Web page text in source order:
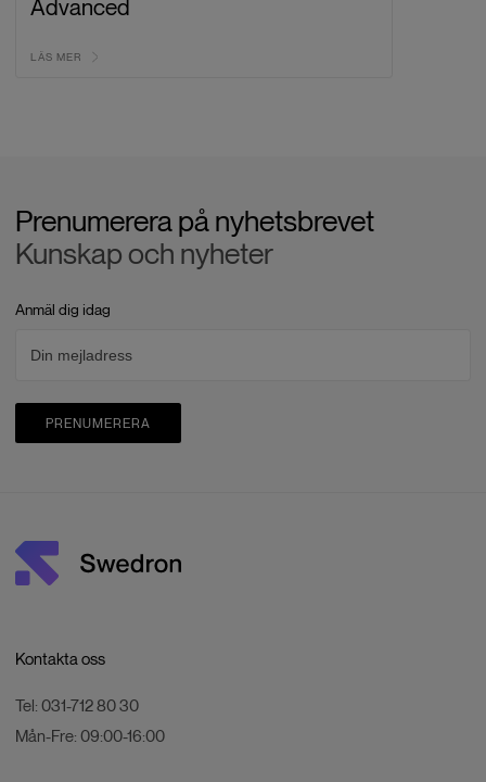
Advanced
LÄS MER
Prenumerera på nyhetsbrevet
Kunskap och nyheter
Anmäl dig idag
PRENUMERERA
Kontakta oss
Tel: 031-712 80 30
Mån-Fre: 09:00-16:00